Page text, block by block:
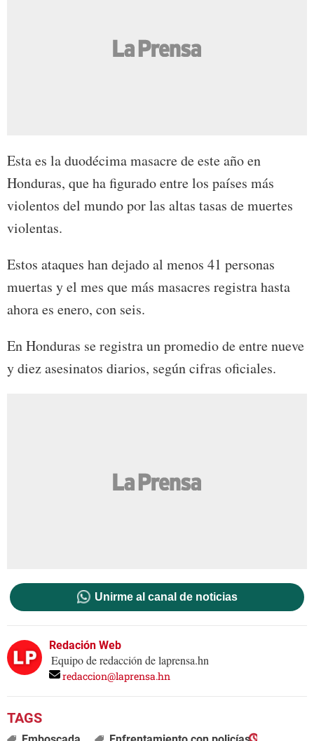
Esta es la duodécima masacre de este año en
Honduras, que ha figurado entre los países más
violentos del mundo por las altas tasas de muertes
violentas.
Estos ataques han dejado al menos 41 personas
muertas y el mes que más masacres registra hasta
ahora es enero, con seis.
En Honduras se registra un promedio de entre nueve
y diez asesinatos diarios, según cifras oficiales.
Unirme al canal de noticias
Redación Web
Equipo de redacción de laprensa.hn
redaccion@laprensa.hn